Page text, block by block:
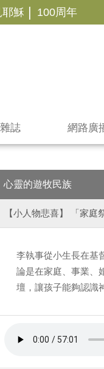
耶穌 | 100周年
誌 網路廣
心靈的遊牧民族
【小人物悲喜】 「家
李執事從小生長在基
論是在家庭、事業、
壇，讓孩子能夠認識